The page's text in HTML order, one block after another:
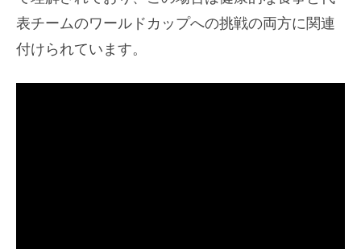
表チームのワールドカップへの挑戦の両方に関連
付けられています。